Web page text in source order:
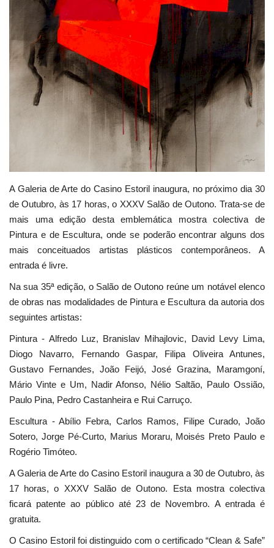
Estatuto Editorial
Saúde
Ficha técnica
A Galeria de Arte do Casino Estoril inaugura, no próximo dia 30
de Outubro, às 17 horas, o XXXV Salão de Outono. Trata-se de
mais uma edição desta emblemática mostra colectiva de
Pintura e de Escultura, onde se poderão encontrar alguns dos
mais conceituados artistas plásticos contemporâneos. A
entrada é livre.
Na sua 35ª edição, o Salão de Outono reúne um notável elenco
de obras nas modalidades de Pintura e Escultura da autoria dos
seguintes artistas:
Pintura - Alfredo Luz, Branislav Mihajlovic, David Levy Lima,
Diogo Navarro, Fernando Gaspar, Filipa Oliveira Antunes,
Gustavo Fernandes, João Feijó, José Grazina, Maramgoní,
Mário Vinte e Um, Nadir Afonso, Nélio Saltão, Paulo Ossião,
Paulo Pina, Pedro Castanheira e Rui Carruço.
Escultura - Abílio Febra, Carlos Ramos, Filipe Curado, João
Sotero, Jorge Pé-Curto, Marius Moraru, Moisés Preto Paulo e
Rogério Timóteo.
A Galeria de Arte do Casino Estoril inaugura a 30 de Outubro, às
17 horas, o XXXV Salão de Outono. Esta mostra colectiva
ficará patente ao público até 23 de Novembro. A entrada é
gratuita.
O Casino Estoril foi distinguido com o certificado “Clean & Safe”